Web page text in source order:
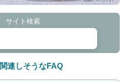
サイト検索
関連しそうなFAQ